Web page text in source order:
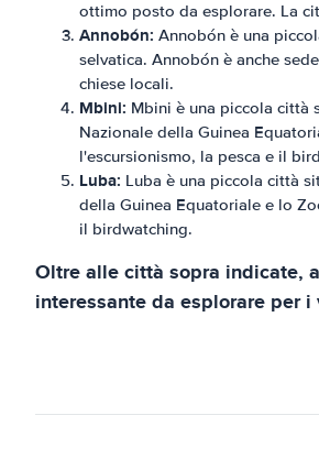
ottimo posto da esplorare. La
Annobón: Annobón è una
selvatica. Annobón è anche
chiese locali.
Mbini: Mbini è una piccola città
Nazionale della Guinea
l'escursionismo, la pesca e il
Luba: Luba è una piccola città
della Guinea Equatoriale e lo
il birdwatching.
Oltre alle città sopra indicate,
interessante da esplorare per